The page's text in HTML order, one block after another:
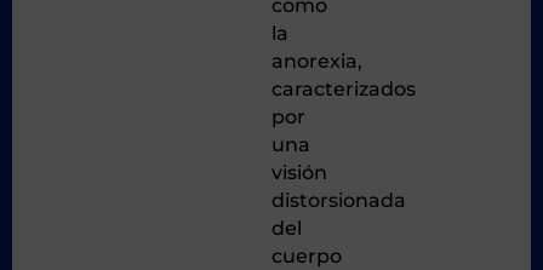
como
la
anorexia,
caracterizados
por
una
visión
distorsionada
del
cuerpo